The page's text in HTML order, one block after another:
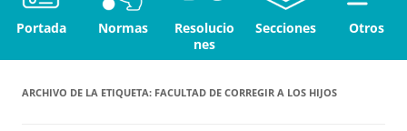
Portada Normas
Resolucio
nes
Secciones Otros
ARCHIVO DE LA ETIQUETA: FACULTAD DE CORREGIR A LOS HIJOS